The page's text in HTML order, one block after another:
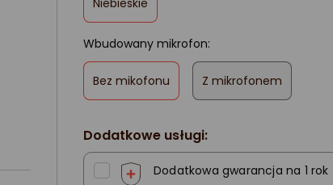
Niebieskie
zaznaczone
Wbudowany mikrofon:
Bez mikofonu
zaznaczone
Z mikrofonem
Dodatkowe usługi:
Dodatkowa gwarancja na 1 rok